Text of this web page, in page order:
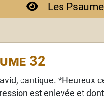
Les
32
cantique. *Heureux
est enlevée et